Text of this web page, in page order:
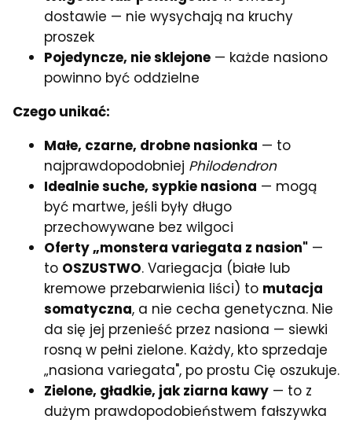
dostawie — nie wysychają na kruchy
proszek
Pojedyncze, nie sklejone — każde nasiono
powinno być oddzielne
Czego unikać:
Małe, czarne, drobne nasionka — to
najprawdopodobniej Philodendron
Idealnie suche, sypkie nasiona — mogą
być martwe, jeśli były długo
przechowywane bez wilgoci
Oferty „monstera variegata z nasion" —
to OSZUSTWO. Variegacja (białe lub
kremowe przebarwienia liści) to mutacja
somatyczna, a nie cecha genetyczna. Nie
da się jej przenieść przez nasiona — siewki
rosną w pełni zielone. Każdy, kto sprzedaje
„nasiona variegata", po prostu Cię oszukuje.
Zielone, gładkie, jak ziarna kawy — to z
dużym prawdopodobieństwem fałszywka